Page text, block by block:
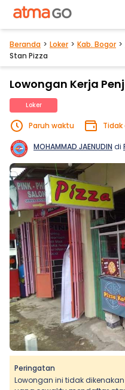
Beranda Loker Kab. Bogor
Stan Pizza
Lowongan Kerja
Loker
Paruh waktu
MOHAMMAD JAENUDIN di
Peringatan
Lowongan ini tidak